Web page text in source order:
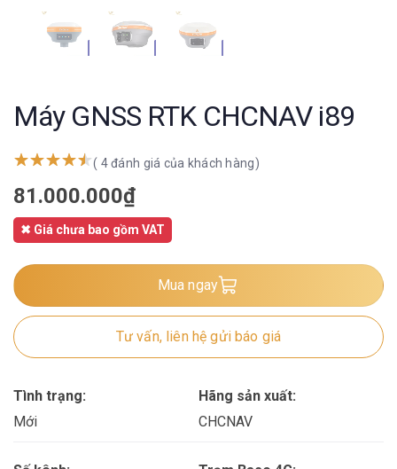
Máy GNSS RTK CHCNAV i89
( 4 đánh giá của khách hàng)
81.000.000₫
✖ Giá chưa bao gồm VAT
Mua ngay
Tư vấn, liên hệ gửi báo giá
Tình trạng:
Mới
Hãng sản xuất:
CHCNAV